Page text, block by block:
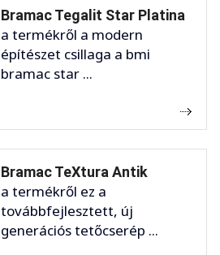
Bramac Tegalit Star Platina
a termékről a modern
építészet csillaga a bmi
bramac star ...
Bramac TeXtura Antik
a termékről ez a
továbbfejlesztett, új
generációs tetőcserép ...